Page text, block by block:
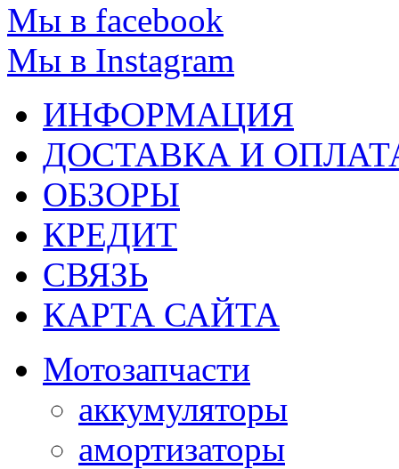
Мы в facebook
Мы в Instagram
ИНФОРМАЦИЯ
ДОСТАВКА И
ОБЗОРЫ
КРЕДИТ
СВЯЗЬ
КАРТА САЙТА
Мотозапчасти
аккумуляторы
амортизаторы